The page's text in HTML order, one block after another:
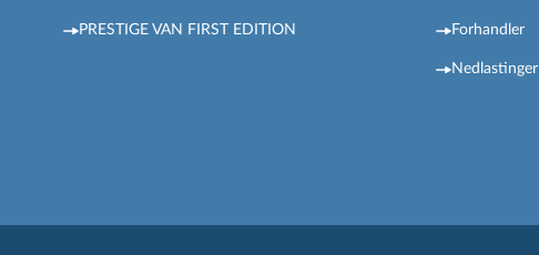
PRESTIGE VAN FIRST EDITION Forhandler
Nedlastinger